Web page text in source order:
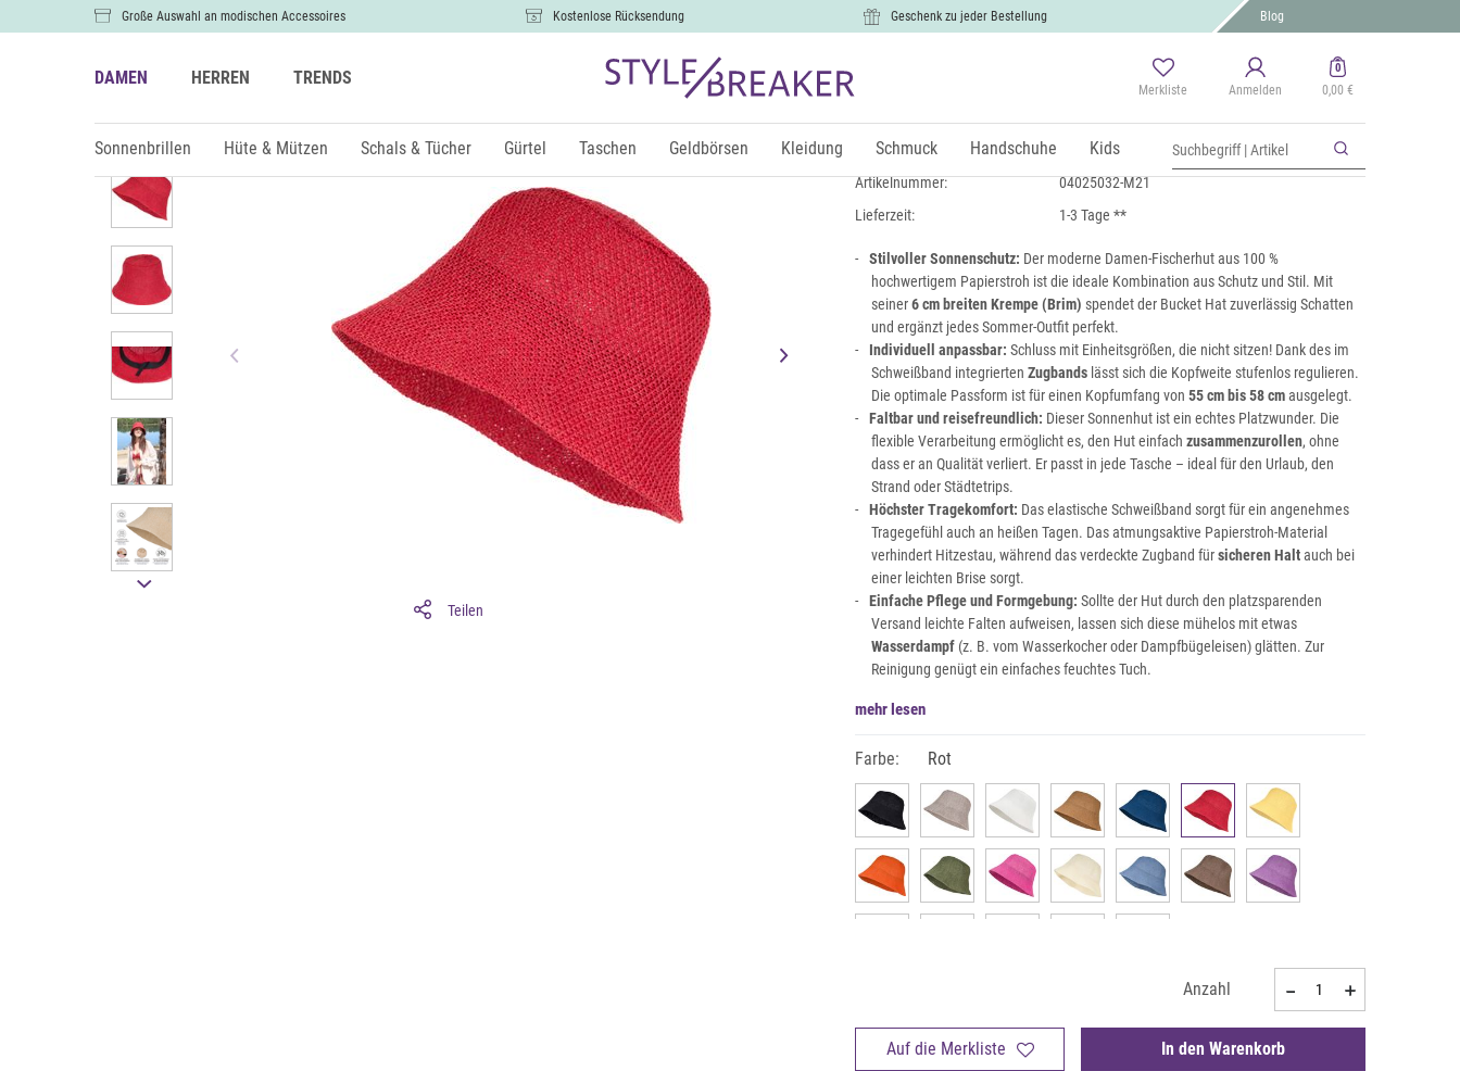
Große Auswahl an modischen Accessoires Kostenlose Rücksendung Geschenk zu jeder Bestellung Blog
DAMEN HERREN TRENDS
Merkliste Anmelden
0
0,00 €
Sonnenbrillen Hüte & Mützen Schals & Tücher Gürtel Taschen Geldbörsen Kleidung Schmuck Handschuhe Kids
Teilen
Fischerhut aus Papierstroh - Knautschhut
18,99 €
inkl. MwSt., zzgl.Versand
Artikelnummer:
04025032-M21
Lieferzeit:
1-3 Tage **
Stilvoller Sonnenschutz: Der moderne Damen-Fischerhut aus 100 %
hochwertigem Papierstroh ist die ideale Kombination aus Schutz und Stil. Mit
seiner6 cm breiten Krempe (Brim) spendet der Bucket Hat zuverlässig Schatten
und ergänzt jedes Sommer-Outfit perfekt.
Individuell anpassbar: Schluss mit Einheitsgrößen, die nicht sitzen! Dank des im
Schweißband integrierten Zugbandslässt sich die Kopfweite stufenlos regulieren.
Die optimale Passform ist für einen Kopfumfang von 55 cm bis 58 cmausgelegt.
Faltbar und reisefreundlich: Dieser Sonnenhut ist ein echtes Platzwunder. Die
flexible Verarbeitung ermöglicht es, den Hut einfach zusammenzurollen, ohne
dass er an Qualität verliert. Er passt in jede Tasche – ideal für den Urlaub, den
Strand oder Städtetrips.
Höchster Tragekomfort: Das elastische Schweißband sorgt für ein angenehmes
Tragegefühl auch an heißen Tagen. Das atmungsaktive Papierstroh-Material
verhindert Hitzestau, während das verdeckte Zugband fürsicheren Haltauch bei
einer leichten Brise sorgt.
Einfache Pflege und Formgebung: Sollte der Hut durch den platzsparenden
Versand leichte Falten aufweisen, lassen sich diese mühelos mit etwas
Wasserdampf(z. B. vom Wasserkocher oder Dampfbügeleisen) glätten. Zur
Reinigung genügt ein einfaches feuchtes Tuch.
mehr lesen
Farbe: Rot
Anzahl
Auf die Merkliste In den Warenkorb